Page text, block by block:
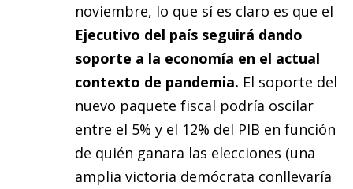
noviembre, lo que sí es claro es que el
Ejecutivo del país seguirá dando
soporte a la economía en el actual
contexto de pandemia. El soporte del
nuevo paquete fiscal podría oscilar
entre el 5% y el 12% del PIB en función
de quién ganara las elecciones (una
amplia victoria demócrata conllevaría